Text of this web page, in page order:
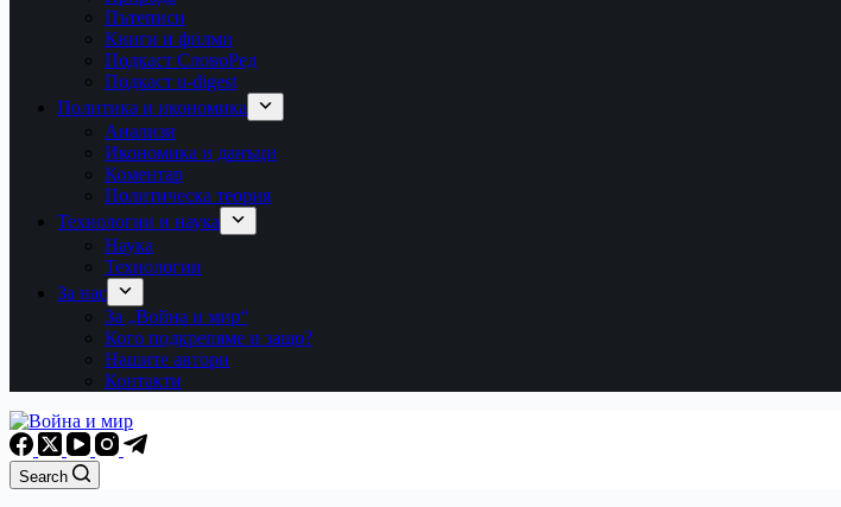
Пътеписи
Книги и филми
Подкаст СловоРед
Подкаст u-digest
Политика и икономика
Анализи
Икономика и данъци
Коментар
Политическа теория
Технологии и наука
Наука
Технологии
За нас
За „Война и мир“
Кого подкрепяме и защо?
Нашите автори
Контакти
Search